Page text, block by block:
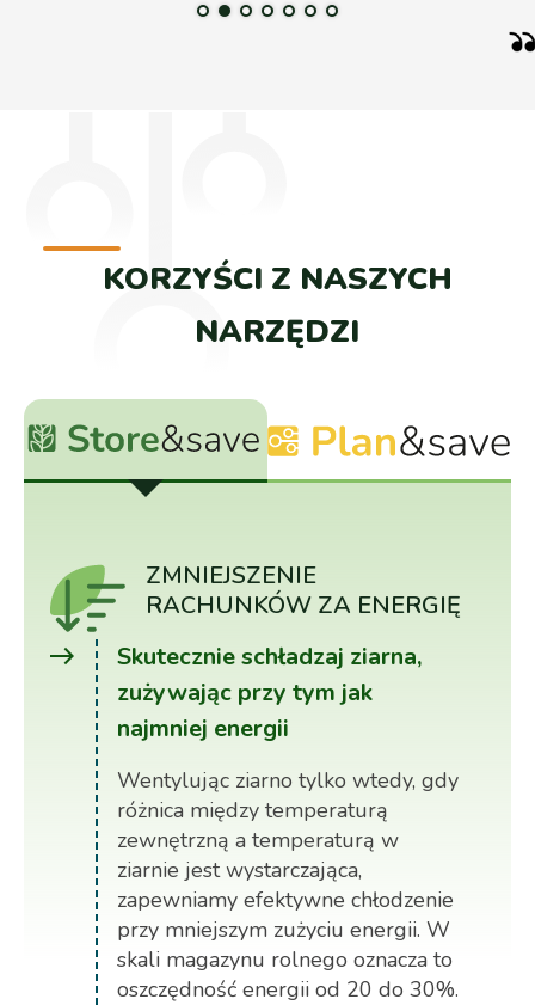
KORZYŚCI Z NASZYCH
NARZĘDZI
ZMNIEJSZENIE
RACHUNKÓW ZA ENERGIĘ
east
Skutecznie schładzaj ziarna,
zużywając przy tym jak
najmniej energii
Wentylując ziarno tylko wtedy, gdy
różnica między temperaturą
zewnętrzną a temperaturą w
ziarnie jest wystarczająca,
zapewniamy efektywne chłodzenie
przy mniejszym zużyciu energii. W
skali magazynu rolnego oznacza to
oszczędność energii od 20 do 30%.